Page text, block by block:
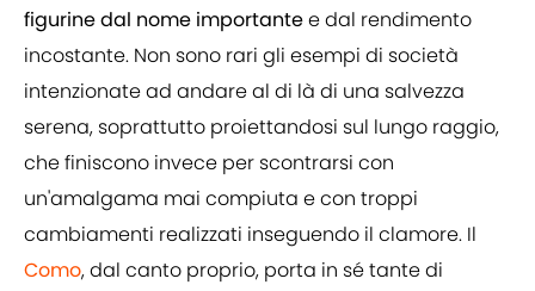
figurine dal nome importantee dal rendimento
incostante. Non sono rari gli esempi di società
intenzionate ad andare al di là di una salvezza
serena, soprattutto proiettandosi sul lungo raggio,
che finiscono invece per scontrarsi con
un'amalgama mai compiuta e con troppi
cambiamenti realizzati inseguendo il clamore. Il
Como, dal canto proprio, porta in sé tante di